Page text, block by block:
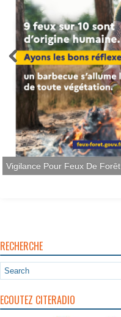
Vigilance Pour Feux De Forêt
RECHERCHE
ECOUTEZ CITERADIO